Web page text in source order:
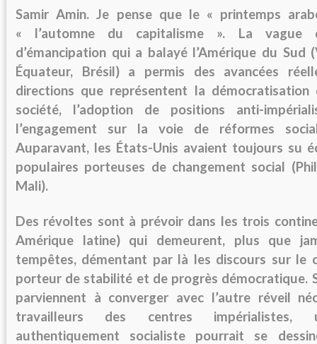
Samir Amin. Je pense que le « printemps
« l’automne du capitalisme ». La vague
d’émancipation qui a balayé l’Amérique du Sud
Équateur, Brésil) a permis des avancées
directions que représentent la
société, l’adoption de positions anti-
l’engagement sur la voie de réformes
Auparavant, les États-Unis avaient toujours su
populaires porteuses de changement social
Mali).
Des révoltes sont à prévoir dans les trois
Amérique latine) qui demeurent, plus que
tempêtes, démentant par là les discours sur le
porteur de stabilité et de progrès démocratique.
parviennent à converger avec l’autre réveil
travailleurs des centres impérialistes,
authentiquement socialiste pourrait se